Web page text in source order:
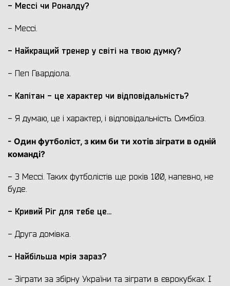
- Мессі чи Роналду?
- Мессі.
- Найкращий тренер у світі на твою думку?
- Пеп Гвардіола.
- Капітан - це характер чи відповідальність?
- Я думаю, це і характер, і відповідальність. Симбіоз.
- Один футболіст, з ким би ти хотів зіграти в одній
команді?
- З Мессі. Таких футболістів ще років 100, напевно, не
буде.
- Кривий Ріг для тебе це...
- Друга домівка.
- Найбільша мрія зараз?
- Зіграти за збірну України та зіграти в єврокубках. І